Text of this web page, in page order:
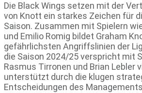
Die Black Wings setzen mit der
von Knott ein starkes Zeichen für
Saison. Zusammen mit Spielern
und Emilio Romig bildet Graham
gefährlichsten Angriffslinien der
die Saison 2024/25 verspricht mit
Rasmus Tirronen und Brian Lebler
unterstützt durch die klugen
Entscheidungen des